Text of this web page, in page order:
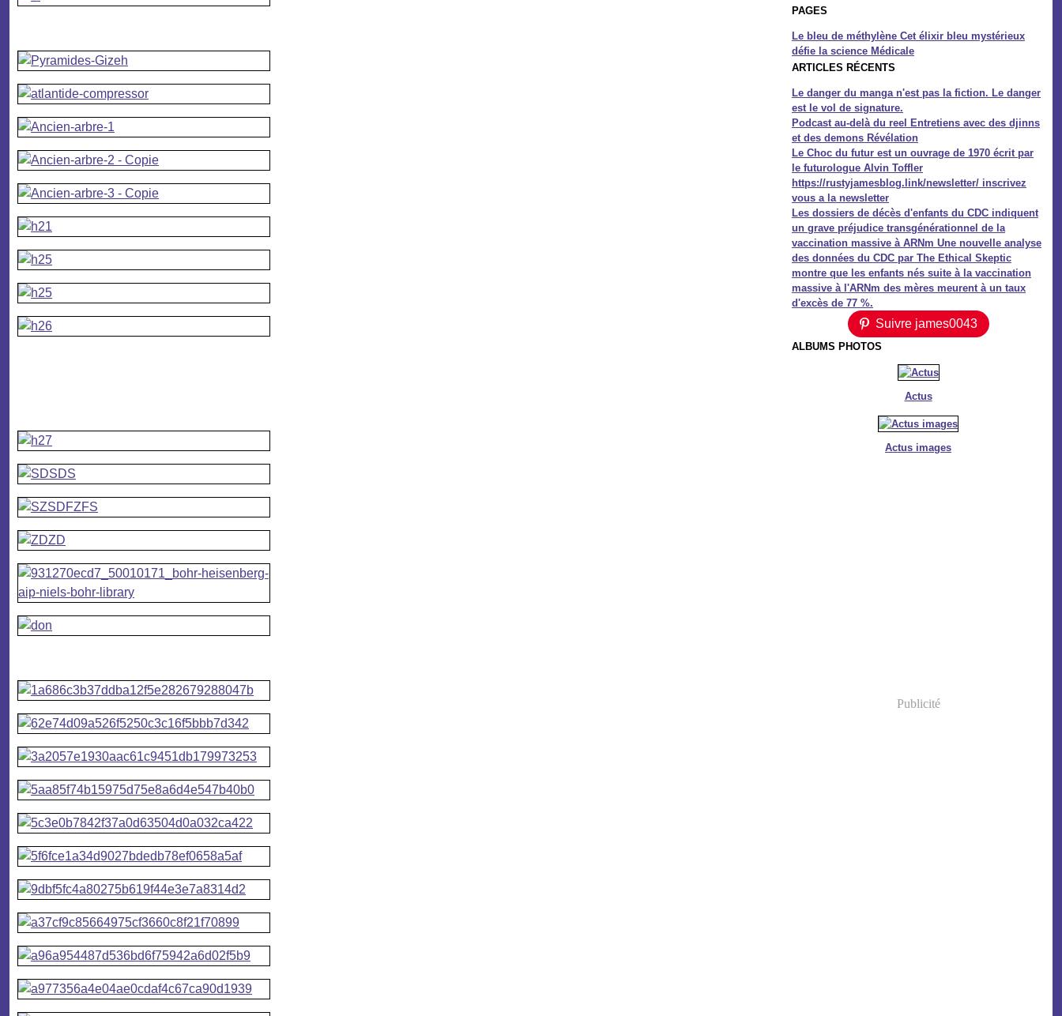
PAGES
Le bleu de méthylène Cet élixir bleu mystérieux
défie la science Médicale
ARTICLES RÉCENTS
Le danger du manga n'est pas la fiction. Le danger
est le vol de signature.
Podcast au-delà du reel Entretiens avec des djinns
et des demons Révélation
Le Choc du futur est un ouvrage de 1970 écrit par
le futurologue Alvin Toffler
https://rustyjamesblog.link/newsletter/ inscrivez
vous a la newsletter
Les dossiers de décès d'enfants du CDC indiquent
un grave préjudice transgénérationnel de la
vaccination massive à ARNm Une nouvelle analyse
des données du CDC par The Ethical Skeptic
montre que les enfants nés suite à la vaccination
massive à l'ARNm des mères meurent à un taux
d'excès de 77 %.
Suivre james0043
ALBUMS PHOTOS
Actus
Actus images
Publicité